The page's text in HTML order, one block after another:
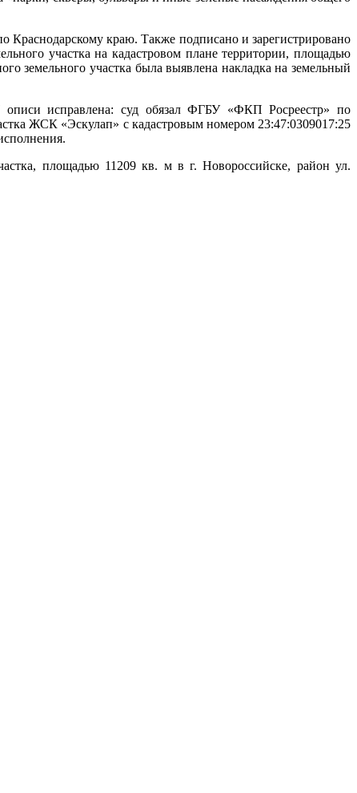
Краснодарскому краю. Также подписано и зарегистрировано
участка на кадастровом плане территории, площадью
земельного участка была выявлена накладка на земельный
описи исправлена: суд обязал ФГБУ «ФКП Росреестр» по
ЖСК «Эскулап» с кадастровым номером 23:47:0309017:25
площадью 11209 кв. м в г. Новороссийске, район ул.